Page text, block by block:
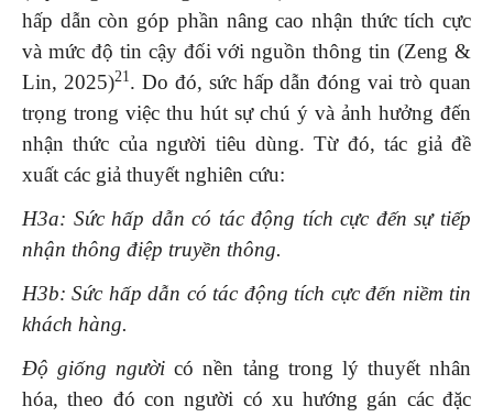
hấp dẫn còn góp phần nâng cao nhận thức tích cực
và mức độ tin cậy đối với nguồn thông tin (Zeng &
Lin, 2025)21. Do đó, sức hấp dẫn đóng vai trò quan
trọng trong việc thu hút sự chú ý và ảnh hưởng đến
nhận thức của người tiêu dùng. Từ đó, tác giả đề
xuất các giả thuyết nghiên cứu:
H3a: Sức hấp dẫn có tác động tích cực đến sự tiếp
nhận thông điệp truyền thông.
H3b: Sức hấp dẫn có tác động tích cực đến niềm tin
khách hàng.
Độ giống ngườicó nền tảng trong lý thuyết nhân
hóa, theo đó con người có xu hướng gán các đặc